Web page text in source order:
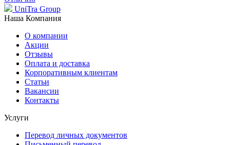
UniTra Group
Наша Компания
О компании
Акции
Отзывы
Оплата и доставка
Корпоративным клиентам
Статьи
Вакансии
Контакты
Услуги
Перевод личных документов